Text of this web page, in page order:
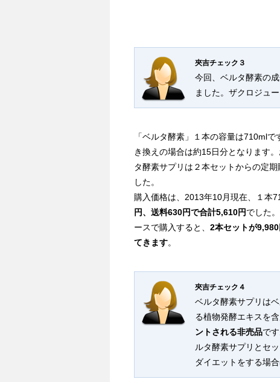
夾吉チェック３
今回、ベルタ酵素の
ました。ザクロジュ
「ベルタ酵素」１本の容量は710ml
き換えの場合は約15日分となります
タ酵素サプリは２本セットからの定
した。
購入価格は、2013年10月現在、１本
円、送料630円で合計5,610円でした
ースで購入すると、 2本セットが
てきます。
夾吉チェック４
ベルタ酵素サプリは
る植物発酵エキスを
ントされる非売品で
ルタ酵素サプリとセ
ダイエットをする場